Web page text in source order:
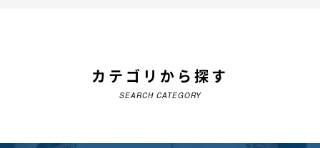
カテゴリから探す
SEARCH CATEGORY